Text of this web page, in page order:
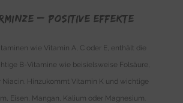
– POSITIVE EFFEKTE
wie Vitamin A, C oder E, enthält die
B-Vitamine wie beisielsweise Folsäure,
Niacin. Hinzukommt Vitamin K und wichtige
Eisen, Mangan, Kalium oder Magnesium.